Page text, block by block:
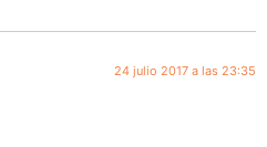
24 julio 2017 a las 23:35